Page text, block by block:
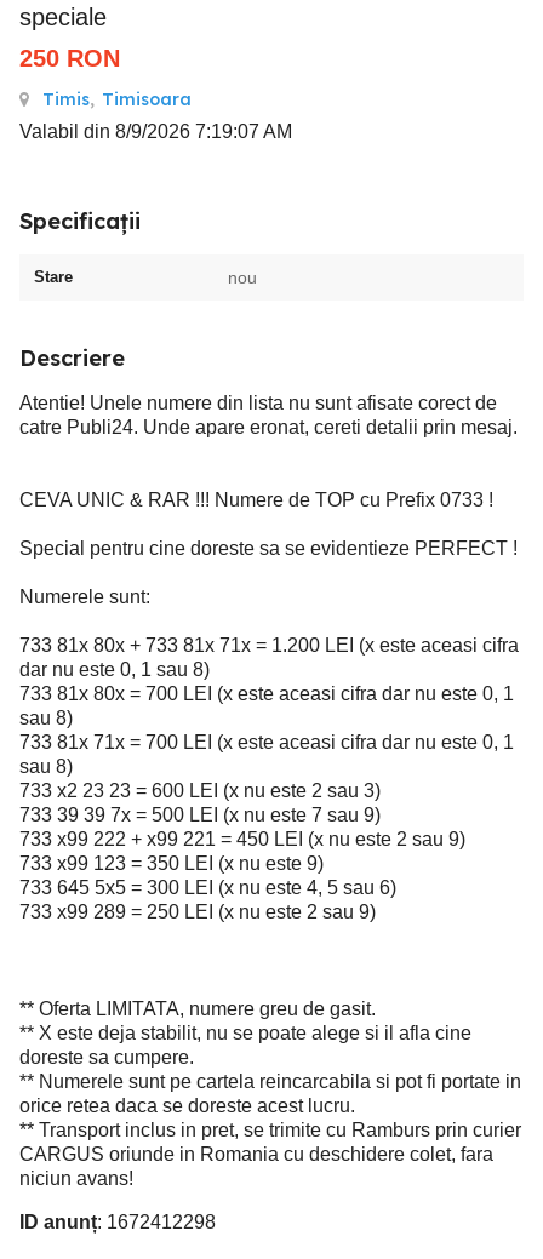
speciale
250 RON
Timis, Timisoara
Valabil din 8/9/2026 7:19:07 AM
Specificații
Stare nou
Descriere
Atentie! Unele numere din lista nu sunt afisate corect de
catre Publi24. Unde apare eronat, cereti detalii prin mesaj.
CEVA UNIC & RAR !!! Numere de TOP cu Prefix 0733 !
Special pentru cine doreste sa se evidentieze PERFECT !
Numerele sunt:
733 81x 80x + 733 81x 71x = 1.200 LEI (x este aceasi cifra
dar nu este 0, 1 sau 8)
733 81x 80x = 700 LEI (x este aceasi cifra dar nu este 0, 1
sau 8)
733 81x 71x = 700 LEI (x este aceasi cifra dar nu este 0, 1
sau 8)
733 x2 23 23 = 600 LEI (x nu este 2 sau 3)
733 39 39 7x = 500 LEI (x nu este 7 sau 9)
733 x99 222 + x99 221 = 450 LEI (x nu este 2 sau 9)
733 x99 123 = 350 LEI (x nu este 9)
733 645 5x5 = 300 LEI (x nu este 4, 5 sau 6)
733 x99 289 = 250 LEI (x nu este 2 sau 9)
** Oferta LIMITATA, numere greu de gasit.
** X este deja stabilit, nu se poate alege si il afla cine
doreste sa cumpere.
** Numerele sunt pe cartela reincarcabila si pot fi portate in
orice retea daca se doreste acest lucru.
** Transport inclus in pret, se trimite cu Ramburs prin curier
CARGUS oriunde in Romania cu deschidere colet, fara
niciun avans!
ID anunț: 1672412298